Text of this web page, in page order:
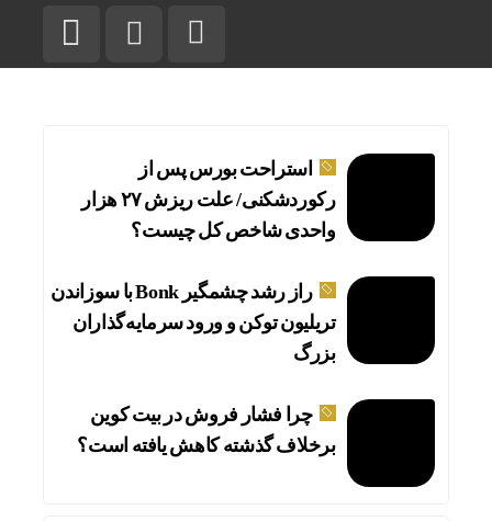
استراحت بورس پس از
رکوردشکنی/ علت ریزش ۲۷ هزار
واحدی شاخص کل چیست؟
راز رشد چشمگیر Bonk با سوزاندن
تریلیون توکن و ورود سرمایه‌گذاران
بزرگ
چرا فشار فروش در بیت کوین
برخلاف گذشته کاهش یافته است؟